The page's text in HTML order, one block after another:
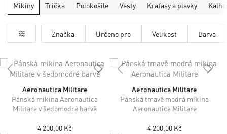
Trička Polokošile
Mikiny Vesty Kraťasy a plavky
Značka Určeno pro Velikost Barva
Aeronautica Militare
Pánská mikina Aeronautica
Militare v šedomodré barvě
4 200,00 Kč
Aeronautica Militare
Pánská tmavě modrá mikina
Aeronautica Militare
4 200,00 Kč